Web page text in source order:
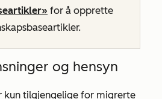
for å opprette
og hensyn
kun tilgjengelige for migrerte